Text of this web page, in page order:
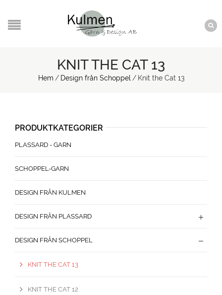
KNIT THE CAT 13
Hem / Design från Schoppel / Knit the Cat 13
PRODUKTKATEGORIER
PLASSARD - GARN
SCHOPPEL-GARN
DESIGN FRÅN KULMEN
DESIGN FRÅN PLASSARD
DESIGN FRÅN SCHOPPEL
KNIT THE CAT 13
KNIT THE CAT 12